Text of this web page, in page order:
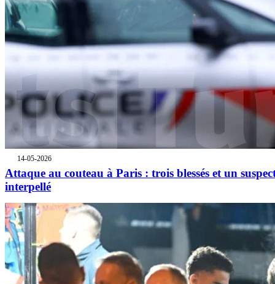
14-05-2026
Attaque au couteau à Paris : trois blessés et un
interpellé